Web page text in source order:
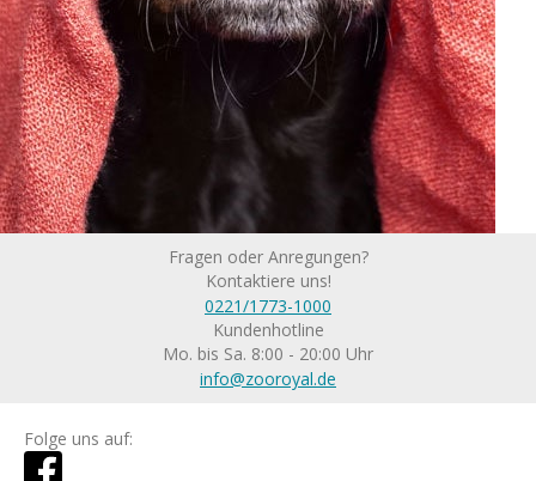
Fragen oder Anregungen?
Kontaktiere uns!
0221/1773-1000
Kundenhotline
Mo. bis Sa. 8:00 - 20:00 Uhr
info@zooroyal.de
Folge uns auf: